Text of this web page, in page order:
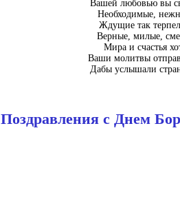
Вашей любовью вы
Необходимые,
Ждущие так
Верные, милые,
Мира и счастья
Ваши молитвы
Дабы услышали
Поздравления с Днем